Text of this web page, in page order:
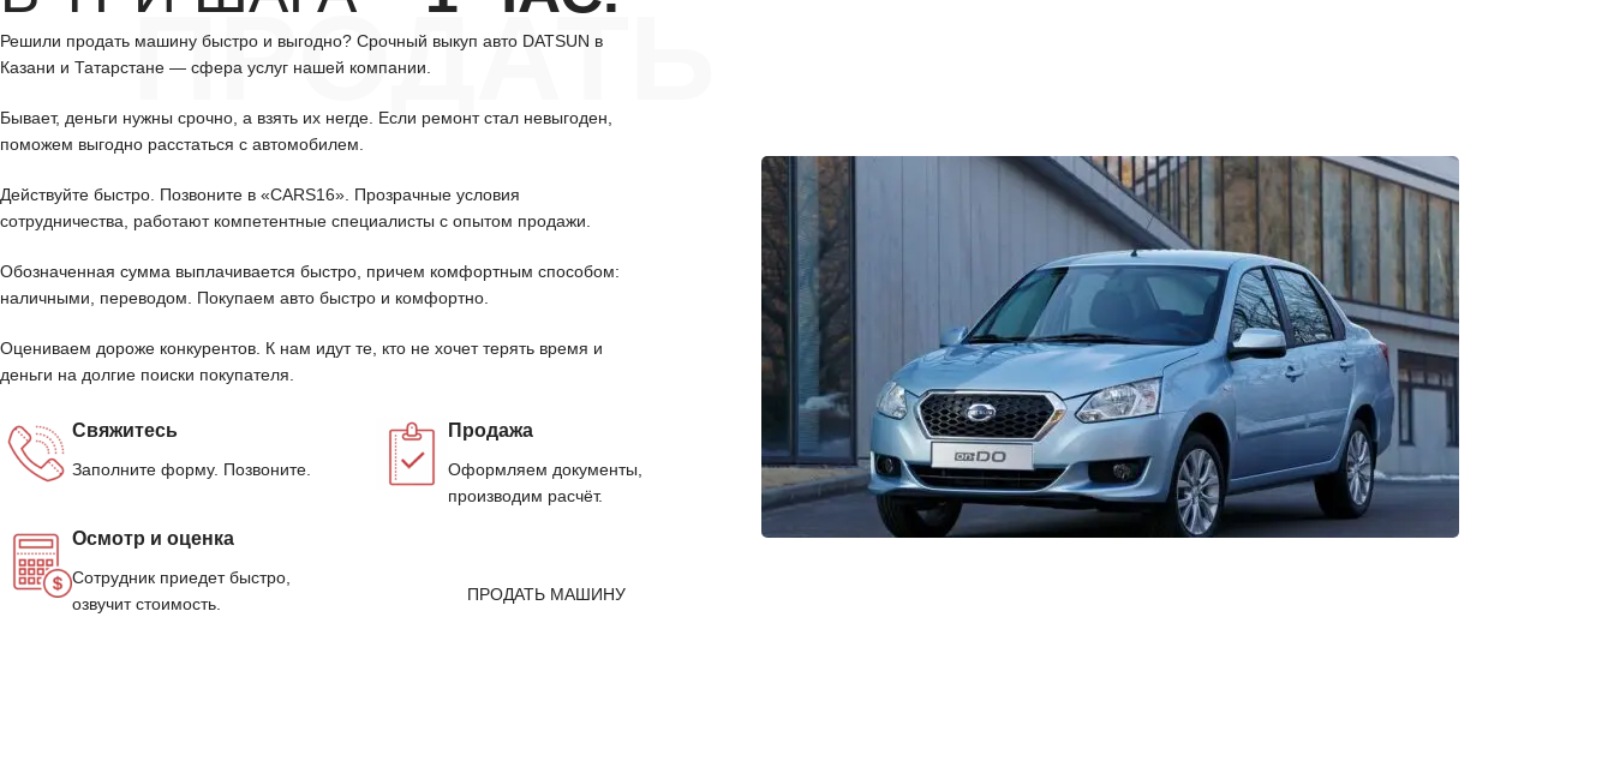
ПРОДАТЬ
Решили продать машину быстро и выгодно? Срочный выкуп авто DATSUN в
Казани и Татарстане — сфера услуг нашей компании.
Бывает, деньги нужны срочно, а взять их негде. Если ремонт стал невыгоден,
поможем выгодно расстаться с автомобилем.
Действуйте быстро. Позвоните в «CARS16». Прозрачные условия
сотрудничества, работают компетентные специалисты с опытом продажи.
Обозначенная сумма выплачивается быстро, причем комфортным способом:
наличными, переводом. Покупаем авто быстро и комфортно.
Оцениваем дороже конкурентов. К нам идут те, кто не хочет терять время и
деньги на долгие поиски покупателя.
Свяжитесь
Заполните форму. Позвоните.
Осмотр и оценка
Сотрудник приедет быстро,
озвучит стоимость.
Продажа
Оформляем документы,
производим расчёт.
ПРОДАТЬ МАШИНУ